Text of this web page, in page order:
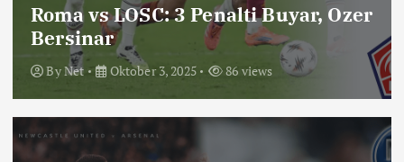
Roma vs LOSC: 3 Penalti Buyar, Ozer
Bersinar
ByNet Oktober 3, 2025 86 views